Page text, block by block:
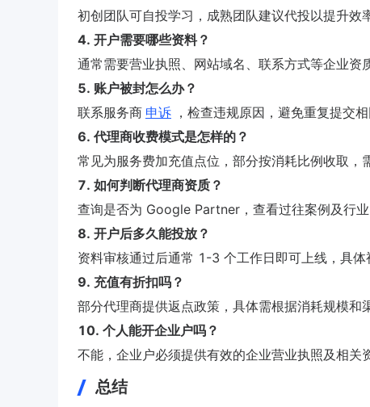
初创团队可自投学习，成熟团队建议代投以提升效
4. 开户需要哪些资料？
通常需要营业执照、网站域名、联系方式等企业资
5. 账户被封怎么办？
联系服务商 申诉 ，检查违规原因，避免重复提交相
6. 代理商收费模式是怎样的？
常见为服务费加充值点位，部分按消耗比例收取，
7. 如何判断代理商资质？
查询是否为 Google Partner，查看过往案例及行业
8. 开户后多久能投放？
资料审核通过后通常 1-3 个工作日即可上线，具体
9. 充值有折扣吗？
部分代理商提供返点政策，具体需根据消耗规模和
10. 个人能开企业户吗？
不能，企业户必须提供有效的企业营业执照及相关
总结